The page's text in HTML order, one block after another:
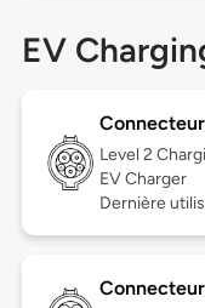
EV
Level 2
EV Charger
Dernière